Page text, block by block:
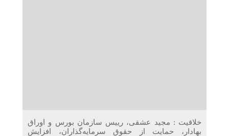
خلاقیت : مجید عشقی، رییس سازمان بورس و اوراق
بهادار، حمایت از حقوق سرمایه‌گذاران، افزایش